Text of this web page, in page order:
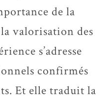
de la
valorisation des
s’adresse
confirmés
Et elle traduit la